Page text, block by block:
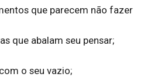
que parecem não fazer
que abalam seu pensar;
o seu vazio;